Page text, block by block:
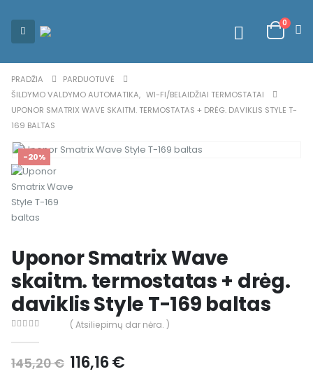
0
PRADŽIA
PARDUOTUVĖ
ŠILDYMO VALDYMO AUTOMATIKA, WI-FI/BELAIDŽIAI TERMOSTATAI
UPONOR SMATRIX WAVE SKAITM. TERMOSTATAS + DRĖG. DAVIKLIS STYLE T-
169 BALTAS
-20%
Uponor Smatrix Wave
skaitm. termostatas + drėg.
daviklis Style T-169 baltas
( Atsiliepimų dar nėra. )
145,20€ 116,16€